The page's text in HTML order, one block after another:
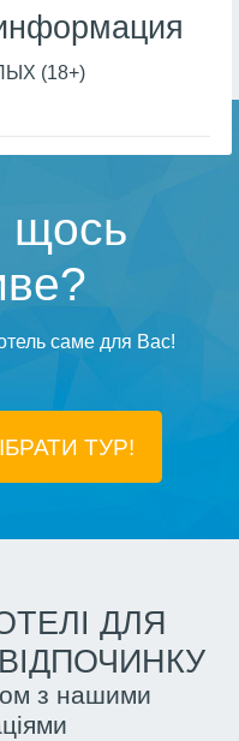
(18+)
щось
саме для Вас!
ТУР!
ДЛЯ
з нашими